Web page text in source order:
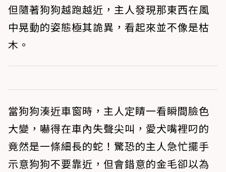
但隨著狗狗越跑越近，主人發現那東西在風
中晃動的姿態極其詭異，看起來並不像是枯
木。
當狗狗湊近車窗時，主人定睛一看瞬間臉色
大變，嚇得在車內失聲尖叫，愛犬嘴裡叼的
竟然是一條細長的蛇！驚恐的主人急忙擺手
示意狗狗不要靠近，但會錯意的金毛卻以為